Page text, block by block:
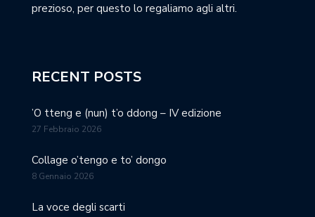
prezioso, per questo lo regaliamo agli altri.
RECENT POSTS
’O tteng e (nun) t’o ddong – IV edizione
27 Febbraio 2026
Collage o’tengo e to’ dongo
8 Gennaio 2026
La voce degli scarti